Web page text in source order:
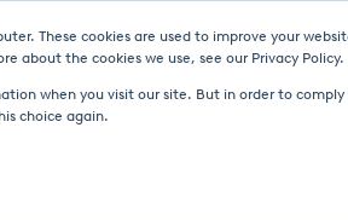
These cookies are used to improve your
about the cookies we use, see our Privacy Policy.
when you visit our site. But in order to
choice again.
NOUVELLES ET ÉVÉNEMENTSMÉDIAS